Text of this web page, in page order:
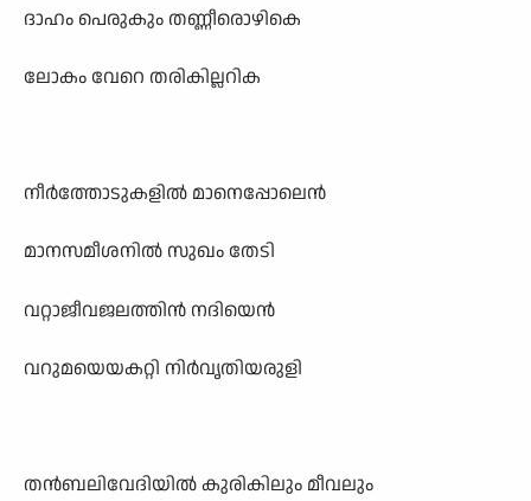
ദാഹം പെരുകും തണ്ണീരൊഴികെ
ലോകം വേറെ തരികില്ലറിക
നീർത്തോടുകളിൽ മാനെപ്പോലെൻ
മാനസമീശനിൽ സുഖം തേടി
വറ്റാജീവജലത്തിൻ നദിയെൻ
വറുമയെയകറ്റി നിർവൃതിയരുളി
തൻബലിവേദിയിൽ കുരികിലും മീവലും